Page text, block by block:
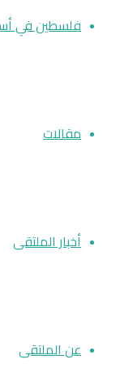
فلسطين في
مقالات
أخبار الملتقى
عن الملتقى